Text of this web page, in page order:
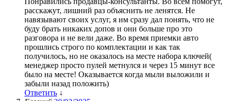
расскажут, лишний раз объяснить не ленятся. Не
навязывают своих услуг, я им сразу дал понять, что не
буду брать никаких допов и они больше про это
разговора и не вели даже. Во время приемки авто
прошлись строго по комплектации и как так
получилось, но не оказалось на месте набора ключей(
менеджер просто пулей метнулся и через 15 минут все
было на месте! Оказывается когда мыли выложили и
забыли назад положить)
Ответить ↓